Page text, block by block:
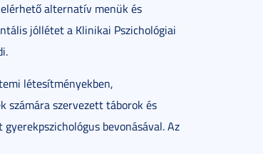
alternatív menük és
jóllétet a Klinikai Pszichológiai
létesítményekben,
számára szervezett táborok és
bevonásával. Az